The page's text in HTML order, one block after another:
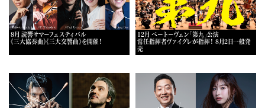
8月 読響サマーフェスティバル
《三大協奏曲》《三大交響曲》を開催！
12月 ベートーヴェン「第九」公演
常任指揮者ヴァイグレが指揮！ 8月2日一般発
売